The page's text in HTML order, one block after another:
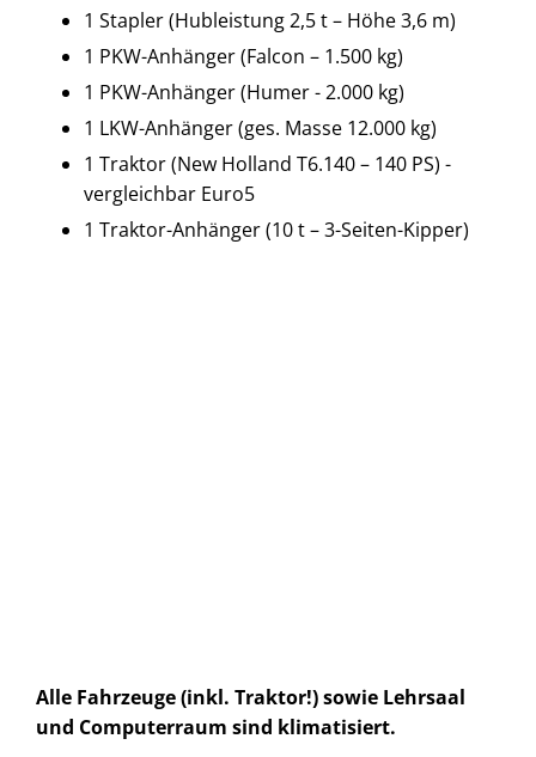
1 Stapler (Hubleistung 2,5 t – Höhe 3,6 m)
1 PKW-Anhänger (Falcon – 1.500 kg)
1 PKW-Anhänger (Humer - 2.000 kg)
1 LKW-Anhänger (ges. Masse 12.000 kg)
1 Traktor (New Holland T6.140 – 140 PS) -
vergleichbar Euro5
1 Traktor-Anhänger (10 t – 3-Seiten-Kipper)
Alle Fahrzeuge (inkl. Traktor!) sowie Lehrsaal
und Computerraum sind klimatisiert.